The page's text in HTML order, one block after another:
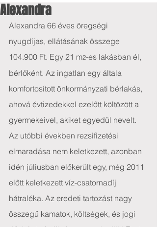
Alexandra
Alexandra 66 éves öregségi
nyugdíjas, ellátásának összege
104.900 Ft. Egy 21 m2-es lakásban él,
bérlőként. Az ingatlan egy általa
komfortosított önkormányzati bérlakás,
ahová évtizedekkel ezelőtt költözött a
gyermekeivel, akiket egyedül nevelt.
Az utóbbi években rezsifizetési
elmaradása nem keletkezett, azonban
idén júliusban előkerült egy, még 2011
előtt keletkezett víz-csatornadíj
hátraléka. Az eredeti tartozást nagy
összegű kamatok, költségek, és jogi